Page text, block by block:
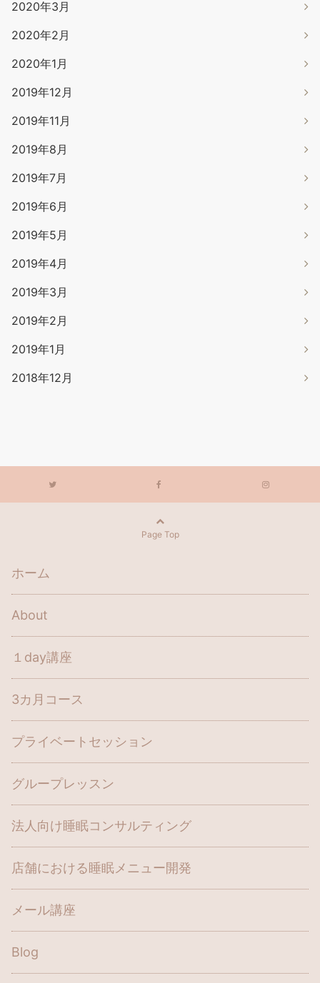
2020年3月
2020年2月
2020年1月
2019年12月
2019年11月
2019年8月
2019年7月
2019年6月
2019年5月
2019年4月
2019年3月
2019年2月
2019年1月
2018年12月
Page Top
ホーム
About
１day講座
3カ月コース
プライベートセッション
グループレッスン
法人向け睡眠コンサルティング
店舗における睡眠メニュー開発
メール講座
Blog